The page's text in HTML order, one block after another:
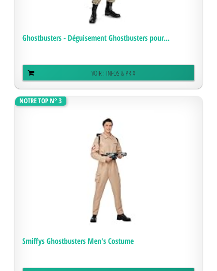
Ghostbusters - Déguisement Ghostbusters pour...
VOIR : INFOS & PRIX
NOTRE TOP N° 3
Smiffys Ghostbusters Men's Costume